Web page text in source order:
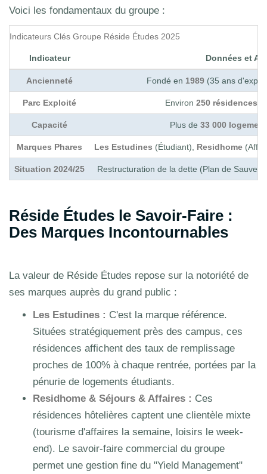
Voici les fondamentaux du groupe :
Indicateurs Clés Groupe Réside Études 2025
Indicateur Données et
Ancienneté Fondé en 1989 (35 ans
Parc Exploité Environ 250 résidences
Capacité Plus de 33 000
Marques Phares Les Estudines (Étudiant), Residhome
Situation 2024/25 Restructuration de la dette (Plan de
Réside Études le Savoir-Faire :
Des Marques Incontournables
La valeur de Réside Études repose sur la notoriété de
ses marques auprès du grand public :
Les Estudines : C'est la marque référence.
Situées stratégiquement près des campus, ces
résidences affichent des taux de remplissage
proches de 100% à chaque rentrée, portées par la
pénurie de logements étudiants.
Residhome & Séjours & Affaires : Ces
résidences hôtelières captent une clientèle mixte
(tourisme d'affaires la semaine, loisirs le week-
end). Le savoir-faire commercial du groupe
permet une gestion fine du "Yield Management"